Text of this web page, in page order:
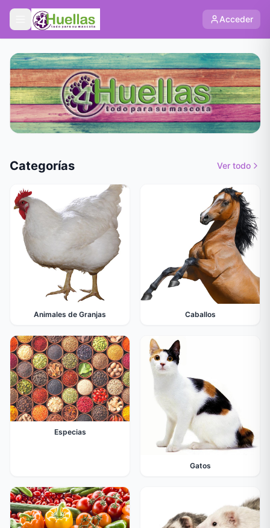
Acceder
Categorías Ver todo
Animales de Granjas Caballos
Especias
Gatos